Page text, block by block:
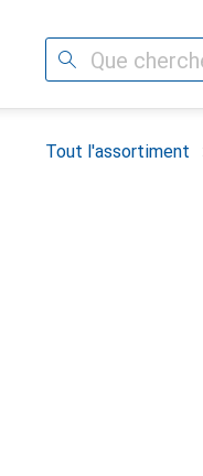
Recherche
Tout l'assortiment